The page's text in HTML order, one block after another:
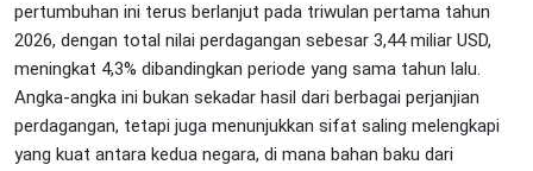
pertumbuhan ini terus berlanjut pada triwulan pertama tahun
2026, dengan total nilai perdagangan sebesar 3,44 miliar USD,
meningkat 4,3% dibandingkan periode yang sama tahun lalu.
Angka-angka ini bukan sekadar hasil dari berbagai perjanjian
perdagangan, tetapi juga menunjukkan sifat saling melengkapi
yang kuat antara kedua negara, di mana bahan baku dari